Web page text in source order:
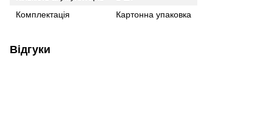
Комплектація
Картонна упаковка
Відгуки